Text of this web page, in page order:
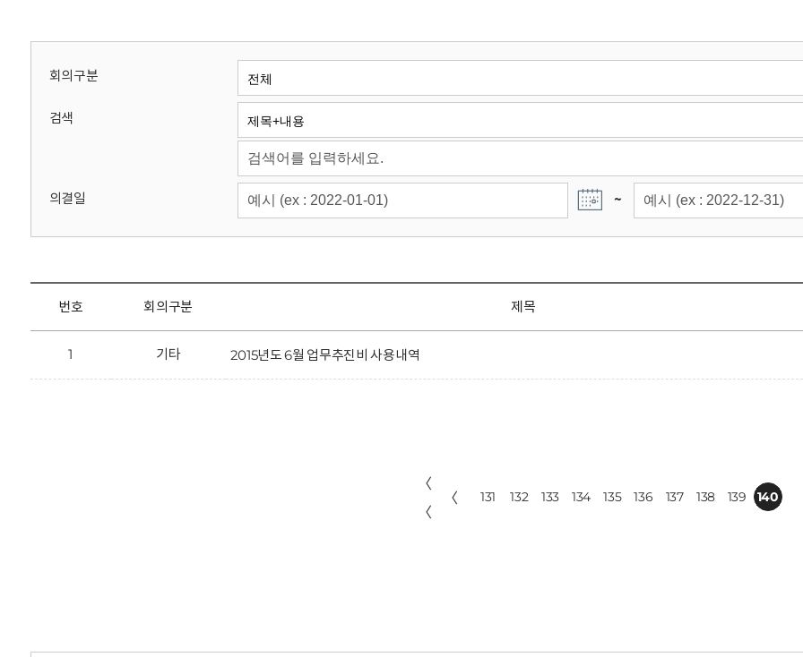
회
회의구분
검색
의결일 ~
번호 회의구분 제목
1 기타 2015년도 6월 업무추진비 사용내역
〈
〈
〈 131 132 133 134 135 136 137 138 139 140